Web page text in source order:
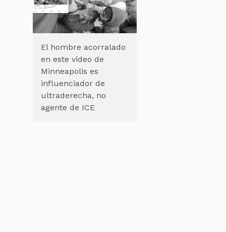
El hombre acorralado
en este video de
Minneapolis es
influenciador de
ultraderecha, no
agente de ICE